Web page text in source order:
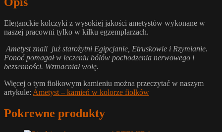
Eleganckie kolczyki z wysokiej jakości ametystów wykonane w
naszej pracowni tylko w kilku egzemplarzach.
Ametyst znali już starożytni Egipcjanie, Etruskowie i Rzymianie.
Ponoć pomagał w leczeniu bólów pochodzenia nerwowego i
bezsenności. Wzmacniał wolę.
Więcej o tym fiołkowym kamieniu można przeczytać w naszym
artykule: Ametyst – kamień w kolorze fiołków
Pokrewne produkty